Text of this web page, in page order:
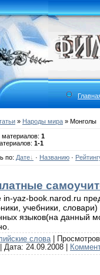
» Народы мира » Монголы
материалов: 1
1-1
по: Дате · Названию ·
in-yaz-book.narod.ru
учебники,
языков(на данный
слова |
| Дата: 24.09.2008